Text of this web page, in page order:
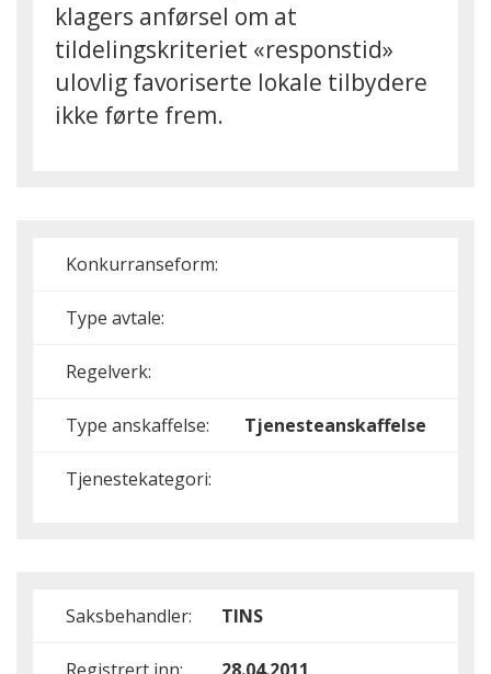
klagers anførsel om at
tildelingskriteriet «responstid»
ulovlig favoriserte lokale tilbydere
ikke førte frem.
Konkurranseform:
Type avtale:
Regelverk:
Type anskaffelse: Tjenesteanskaffelse
Tjenestekategori:
Saksbehandler: TINS